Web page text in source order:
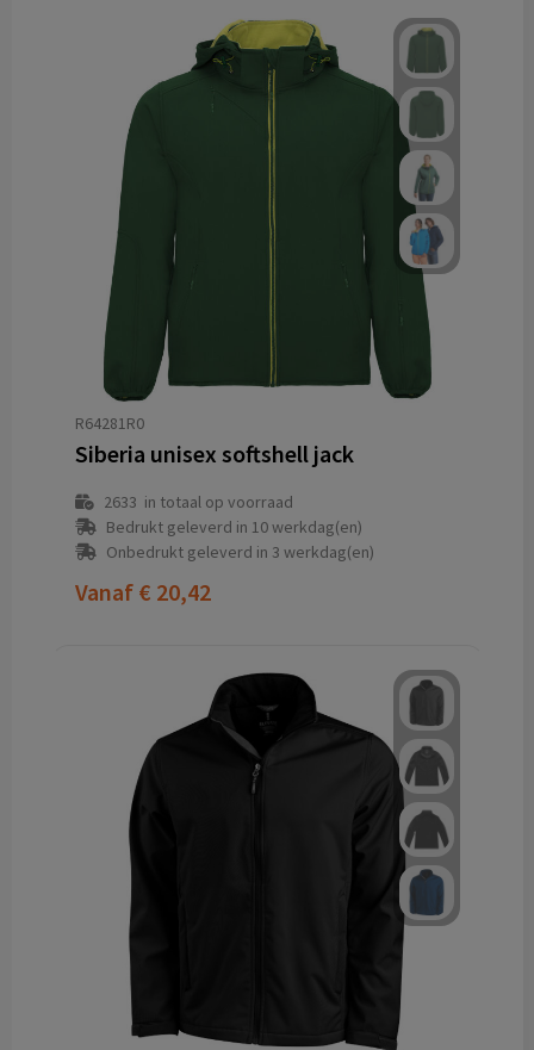
R64281R0
Siberia unisex softshell jack
2633 in totaal op voorraad
Bedrukt geleverd in 10 werkdag(en)
Onbedrukt geleverd in 3 werkdag(en)
Vanaf € 20,42